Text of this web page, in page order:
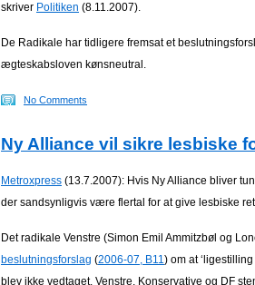
skriver Politiken (8.11.2007).
De Radikale har tidligere fremsat et
ægteskabsloven kønsneutral.
No Comments
Ny Alliance vil sikre lesbiske
Metroxpress (13.7.2007): Hvis Ny Alliance bliver
der sandsynligvis være flertal for at give lesbiske ret
Det radikale Venstre (Simon Emil Ammitzbøl og
beslutningsforslag (2006-07, B11) om at
blev ikke vedtaget. Venstre, Konservative og DF